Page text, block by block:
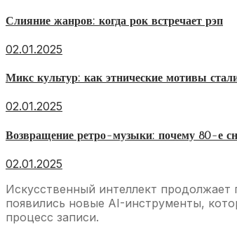
Слияние жанров: когда рок встречает рэп
02.01.2025
Микс культур: как этнические мотивы
02.01.2025
Возвращение ретро-музыки: почему 80-е
02.01.2025
Искусственный интеллект
появились новые AI-инструменты,
процесс записи.